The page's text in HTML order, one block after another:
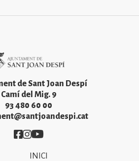
de Sant Joan Despí
Camí del Mig. 9
93 480 60 00
Imatge
Imatge
Imatge
INICI